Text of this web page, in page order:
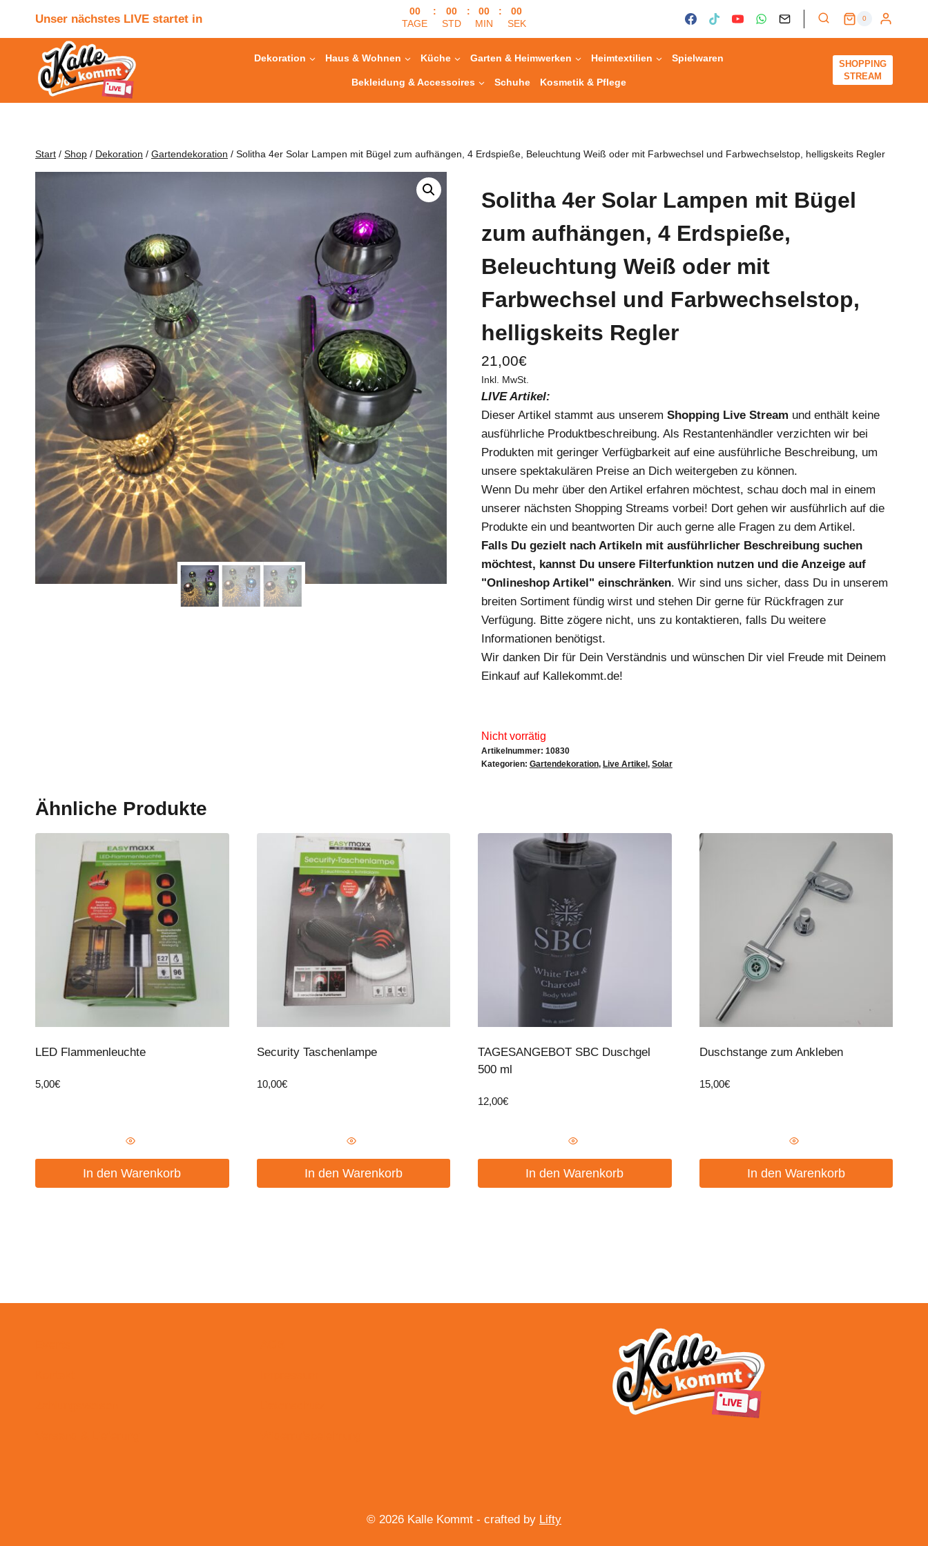
Unser nächstes LIVE startet in
00
TAGE
:
00
STD
:
00
MIN
:
00
SEK
0
Dekoration Haus & Wohnen Küche Garten & Heimwerken Heimtextilien Spielwaren
Bekleidung & Accessoires Schuhe Kosmetik & Pflege
SHOPPING
STREAM
Start / Shop / Dekoration / Gartendekoration / Solitha 4er Solar Lampen mit Bügel zum aufhängen, 4 Erdspieße, Beleuchtung Weiß oder mit Farbwechsel und Farbwechselstop, helligskeits Regler
Solitha 4er Solar Lampen mit Bügel
zum aufhängen, 4 Erdspieße,
Beleuchtung Weiß oder mit
Farbwechsel und Farbwechselstop,
helligskeits Regler
21,00€
Inkl. MwSt.
LIVE Artikel:
Dieser Artikel stammt aus unserem Shopping Live Stream und enthält keine
ausführliche Produktbeschreibung. Als Restantenhändler verzichten wir bei
Produkten mit geringer Verfügbarkeit auf eine ausführliche Beschreibung, um
unsere spektakulären Preise an Dich weitergeben zu können.
Wenn Du mehr über den Artikel erfahren möchtest, schau doch mal in einem
unserer nächsten Shopping Streams vorbei! Dort gehen wir ausführlich auf die
Produkte ein und beantworten Dir auch gerne alle Fragen zu dem Artikel.
Falls Du gezielt nach Artikeln mit ausführlicher Beschreibung suchen
möchtest, kannst Du unsere Filterfunktion nutzen und die Anzeige auf
"Onlineshop Artikel" einschränken. Wir sind uns sicher, dass Du in unserem
breiten Sortiment fündig wirst und stehen Dir gerne für Rückfragen zur
Verfügung. Bitte zögere nicht, uns zu kontaktieren, falls Du weitere
Informationen benötigst.
Wir danken Dir für Dein Verständnis und wünschen Dir viel Freude mit Deinem
Einkauf auf Kallekommt.de!
Nicht vorrätig
Artikelnummer: 10830
Kategorien: Gartendekoration, Live Artikel , Solar
Ähnliche Produkte
LED Flammenleuchte
5,00€
In den Warenkorb
Security Taschenlampe
10,00€
In den Warenkorb
TAGESANGEBOT SBC Duschgel
500 ml
12,00€
In den Warenkorb
Duschstange zum Ankleben
15,00€
In den Warenkorb
© 2026 Kalle Kommt - crafted by Lifty